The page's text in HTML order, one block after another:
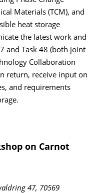
Materials (TCM), and
heat storage
the latest work and
and Task 48 (both joint
Collaboration
return, receive input on
and requirements
on Carnot
47, 70569